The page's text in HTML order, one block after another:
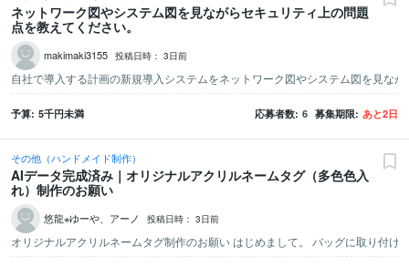
ネットワーク図やシステム図を見ながらセキュリティ上の問題
点を教えてください。
makimaki3155 投稿日時： 3日前
予算 5千円未満 応募者数 6 募集期限 あと2日
その他（ハンドメイド制作）
AIデータ完成済み｜オリジナルアクリルネームタグ（多色色入
れ）制作のお願い
悠龍※ゆーや、アーノ 投稿日時： 3日前